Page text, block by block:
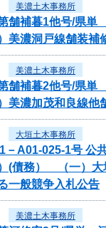
美濃土木事務所
舗補暮1他号/県
美濃洞戸線舗装補
美濃土木事務所
舗補暮2他号/県
美濃加茂和良線他
大垣土木事務所
－A01-025-1号 公
(債務） （一）
一般競争入札公告
美濃土木事務所